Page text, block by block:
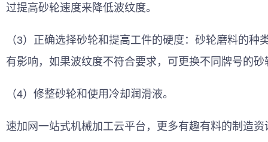
过提高砂轮速度来降低波纹度。
（3）正确选择砂轮和提高工件的硬度：砂轮磨料的种
有影响，如果波纹度不符合要求，可更换不同牌号的砂
（4）修整砂轮和使用冷却润滑液。
速加网一站式机械加工云平台，更多有趣有料的制造